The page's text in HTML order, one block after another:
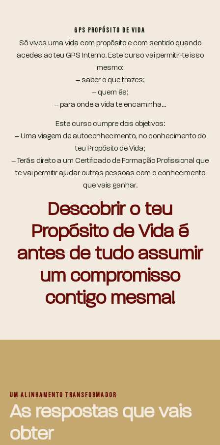
GPS PROPÓSITO DE VIDA
Só vives uma vida com propósito e com sentido quando
acedes ao teu GPS Interno. Este curso vai permitir-te isso
mesmo:
– saber o que trazes;
– quem és;
– para onde a vida te encaminha…
Este curso cumpre dois objetivos:
– Uma viagem de autoconhecimento, no conhecimento do
teu Propósito de Vida;
– Terás direito a um Certificado de Formação Profissional que
te vai permitir ajudar outras pessoas com o conhecimento
que vais ganhar.
Descobrir o teu
Propósito de Vida é
antes de tudo assumir
um compromisso
contigo mesma!
UM ALINHAMENTO TRANSFORMADOR
As respostas que vais
obter